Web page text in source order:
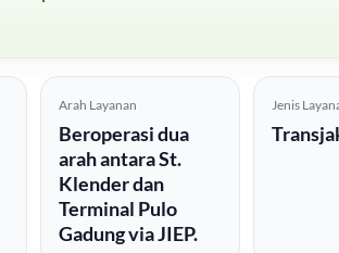
Arah Layanan
Beroperasi dua
arah antara St.
Klender dan
Terminal Pulo
Gadung via JIEP.
Jenis